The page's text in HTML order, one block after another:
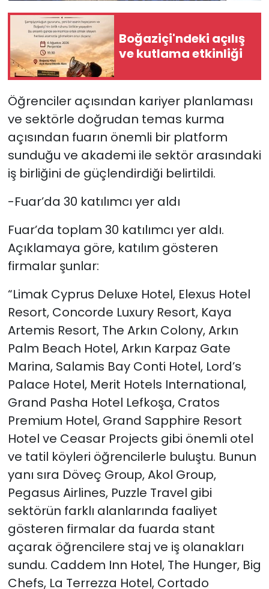
Boğaziçi'ndeki açılış
ve kutlama etkinliği
Öğrenciler açısından kariyer planlaması
ve sektörle doğrudan temas kurma
açısından fuarın önemli bir platform
sunduğu ve akademi ile sektör arasındaki
iş birliğini de güçlendirdiği belirtildi.
-Fuar’da 30 katılımcı yer aldı
Fuar’da toplam 30 katılımcı yer aldı.
Açıklamaya göre, katılım gösteren
firmalar şunlar:
“Limak Cyprus Deluxe Hotel, Elexus Hotel
Resort, Concorde Luxury Resort, Kaya
Artemis Resort, The Arkın Colony, Arkın
Palm Beach Hotel, Arkın Karpaz Gate
Marina, Salamis Bay Conti Hotel, Lord’s
Palace Hotel, Merit Hotels International,
Grand Pasha Hotel Lefkoşa, Cratos
Premium Hotel, Grand Sapphire Resort
Hotel ve Ceasar Projects gibi önemli otel
ve tatil köyleri öğrencilerle buluştu. Bunun
yanı sıra Döveç Group, Akol Group,
Pegasus Airlines, Puzzle Travel gibi
sektörün farklı alanlarında faaliyet
gösteren firmalar da fuarda stant
açarak öğrencilere staj ve iş olanakları
sundu. Caddem Inn Hotel, The Hunger, Big
Chefs, La Terrezza Hotel, Cortado